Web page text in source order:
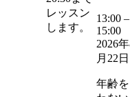
レッスン
します。
13:00 –
15:00
2026
月22日
年齢